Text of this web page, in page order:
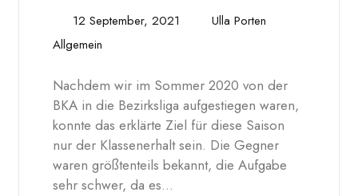
12 September, 2021
Ulla Porten
Allgemein
Nachdem wir im Sommer 2020 von der
BKA in die Bezirksliga aufgestiegen waren,
konnte das erklärte Ziel für diese Saison
nur der Klassenerhalt sein. Die Gegner
waren größtenteils bekannt, die Aufgabe
sehr schwer, da es…